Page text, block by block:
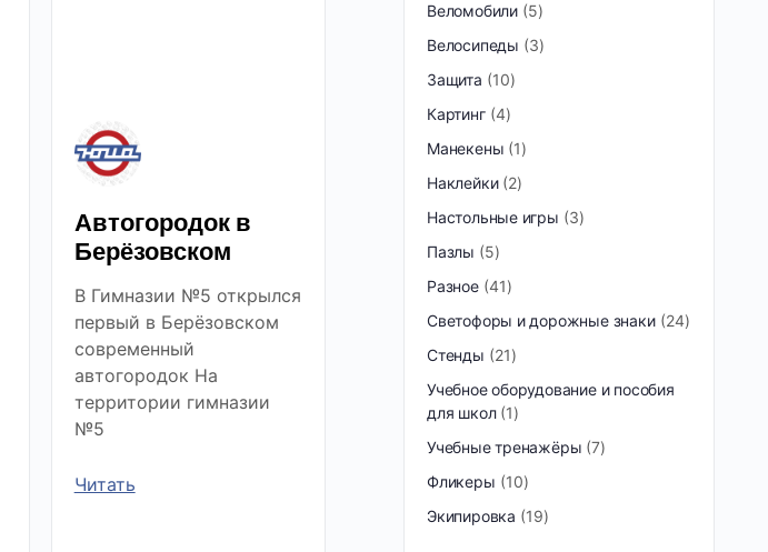
Автогородок в
Берёзовском
В Гимназии №5 открылся
первый в Берёзовском
современный
автогородок На
территории гимназии
№5
Читать
Веломобили 5
Велосипеды
3
Защита
10
Картинг 4
Манекены 1
Наклейки 2
Настольные игры
3
Пазлы
5
Разное 41
Светофоры и дорожные знаки
24
Стенды
21
Учебное оборудование и пособия
для школ 1
Учебные тренажёры 7
Фликеры
10
Экипировка
19